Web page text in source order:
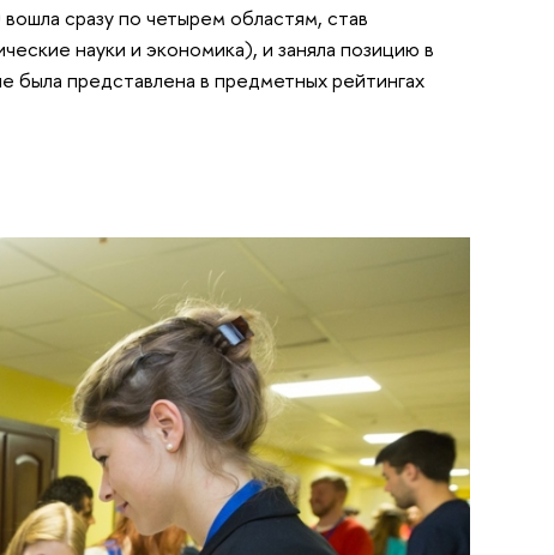
сразу по четырем областям, став
науки и экономика), и заняла позицию в
представлена в предметных рейтингах